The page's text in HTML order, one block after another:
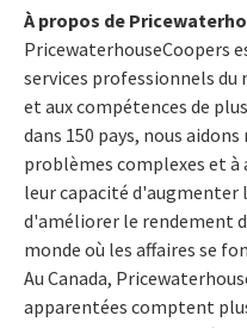
À propos de
PricewaterhouseCoopers
services professionnels du
et aux compétences de
dans 150 pays, nous
problèmes complexes et
leur capacité d'augmenter
d'améliorer le rendement
monde où les affaires se
Au Canada,
apparentées comptent